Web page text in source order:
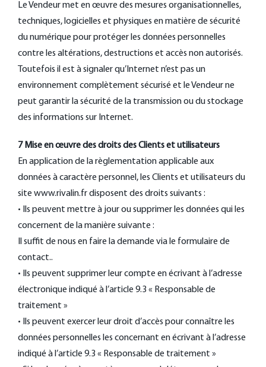
Le Vendeur met en œuvre des mesures organisationnelles,
techniques, logicielles et physiques en matière de sécurité
du numérique pour protéger les données personnelles
contre les altérations, destructions et accès non autorisés.
Toutefois il est à signaler qu’Internet n’est pas un
environnement complètement sécurisé et le Vendeur ne
peut garantir la sécurité de la transmission ou du stockage
des informations sur Internet.
7 Mise en œuvre des droits des Clients et utilisateurs
En application de la règlementation applicable aux
données à caractère personnel, les Clients et utilisateurs du
site www.rivalin.fr disposent des droits suivants :
• Ils peuvent mettre à jour ou supprimer les données qui les
concernent de la manière suivante :
Il suffit de nous en faire la demande via le formulaire de
contact..
• Ils peuvent supprimer leur compte en écrivant à l’adresse
électronique indiqué à l’article 9.3 « Responsable de
traitement »
• Ils peuvent exercer leur droit d’accès pour connaître les
données personnelles les concernant en écrivant à l’adresse
indiqué à l’article 9.3 « Responsable de traitement »